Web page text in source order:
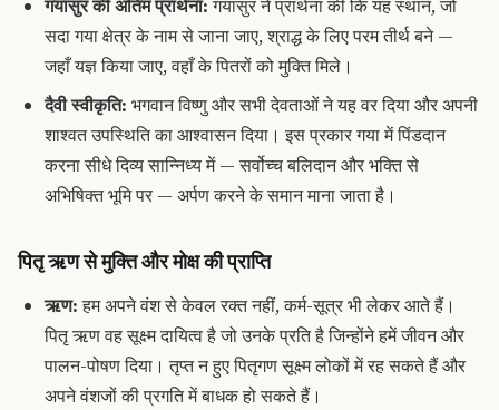
गयासुर की अंतिम प्रार्थना:गयासुर ने प्रार्थना की कि यह स्थान, जो
सदा गया क्षेत्र के नाम से जाना जाए, श्राद्ध के लिए परम तीर्थ बने —
जहाँ यज्ञ किया जाए, वहाँ के पितरों को मुक्ति मिले।
दैवी स्वीकृति: भगवान विष्णु और सभी देवताओं ने यह वर दिया और अपनी
शाश्वत उपस्थिति का आश्वासन दिया। इस प्रकार गया में पिंडदान
करना सीधे दिव्य सान्निध्य में — सर्वोच्च बलिदान और भक्ति से
अभिषिक्त भूमि पर — अर्पण करने के समान माना जाता है।
पितृ ऋण से मुक्ति और मोक्ष की प्राप्ति
ऋण:हम अपने वंश से केवल रक्त नहीं, कर्म-सूत्र भी लेकर आते हैं।
पितृ ऋण वह सूक्ष्म दायित्व है जो उनके प्रति है जिन्होंने हमें जीवन और
पालन-पोषण दिया। तृप्त न हुए पितृगण सूक्ष्म लोकों में रह सकते हैं और
अपने वंशजों की प्रगति में बाधक हो सकते हैं।